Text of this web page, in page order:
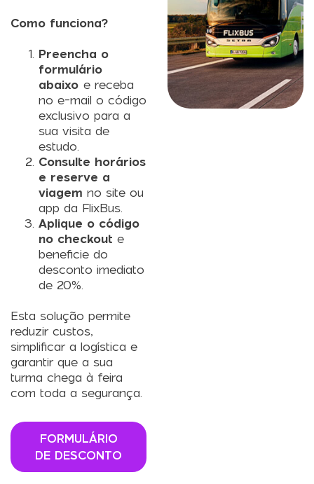
Como funciona?
Preencha o
formulário
abaixo e receba
no e-mail o código
exclusivo para a
sua visita de
estudo.
Consulte horários
e reserve a
viagem no site ou
app da FlixBus.
Aplique o código
no checkout e
beneficie do
desconto imediato
de 20%.
Esta solução permite
reduzir custos,
simplificar a logística e
garantir que a sua
turma chega à feira
com toda a segurança.
FORMULÁRIO
DE DESCONTO